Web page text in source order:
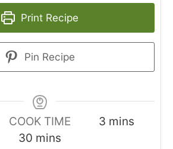
Print Recipe
Pin Recipe
COOK TIME
30 minutes
mins
3minutes
mins